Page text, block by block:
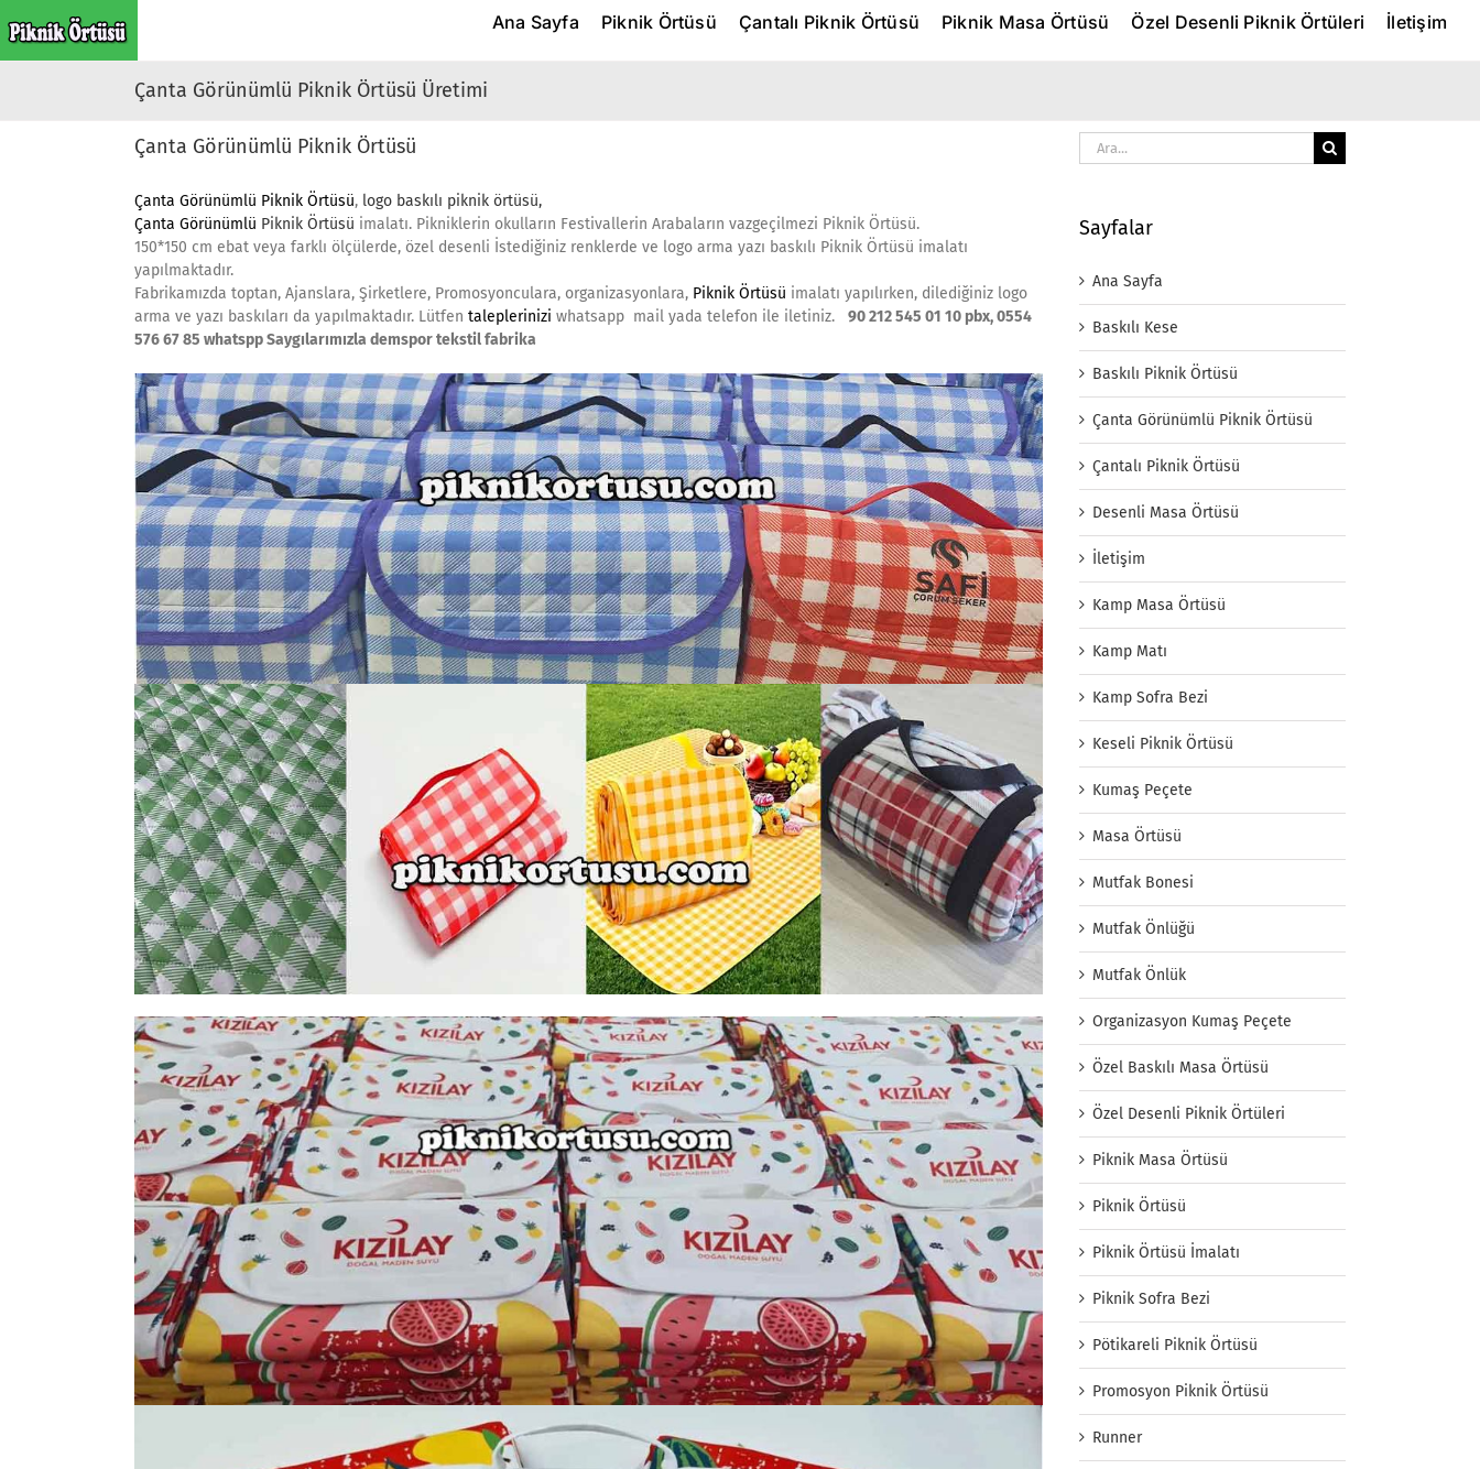
to
content
Ana Sayfa Piknik Örtüsü Çantalı Piknik Örtüsü Piknik Masa Örtüsü Özel Desenli Piknik Örtüleri İletişim
Çanta Görünümlü Piknik Örtüsü Üretimi
Çanta Görünümlü Piknik Örtüsü
Çanta Görünümlü Piknik Örtüsü, logo baskılı piknik örtüsü,
Çanta Görünümlü Piknik Örtüsü imalatı. Pikniklerin okulların Festivallerin Arabaların vazgeçilmezi Piknik Örtüsü.
150*150 cm ebat veya farklı ölçülerde, özel desenli İstediğiniz renklerde ve logo arma yazı baskılı Piknik Örtüsü imalatı
yapılmaktadır.
Fabrikamızda toptan, Ajanslara, Şirketlere, Promosyonculara, organizasyonlara, Piknik Örtüsü imalatı yapılırken, dilediğiniz logo
arma ve yazı baskıları da yapılmaktadır. Lütfen taleplerinizi whatsapp mail yada telefon ile iletiniz. 90 212 545 01 10 pbx, 0554
576 67 85 whatspp Saygılarımızla demspor tekstil fabrika
Ara:
Sayfalar
Ana Sayfa
Baskılı Kese
Baskılı Piknik Örtüsü
Çanta Görünümlü Piknik Örtüsü
Çantalı Piknik Örtüsü
Desenli Masa Örtüsü
İletişim
Kamp Masa Örtüsü
Kamp Matı
Kamp Sofra Bezi
Keseli Piknik Örtüsü
Kumaş Peçete
Masa Örtüsü
Mutfak Bonesi
Mutfak Önlüğü
Mutfak Önlük
Organizasyon Kumaş Peçete
Özel Baskılı Masa Örtüsü
Özel Desenli Piknik Örtüleri
Piknik Masa Örtüsü
Piknik Örtüsü
Piknik Örtüsü İmalatı
Piknik Sofra Bezi
Pötikareli Piknik Örtüsü
Promosyon Piknik Örtüsü
Runner